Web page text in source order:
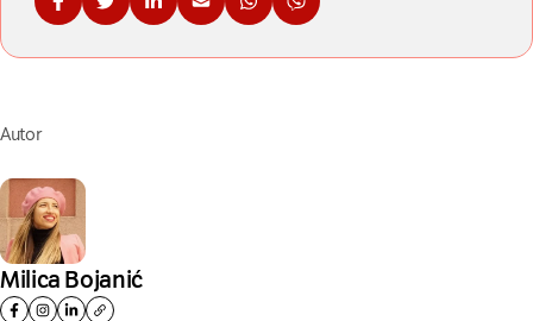
Podelite na Fejsbuku
Podelite na Tviteru
Podelite na Linkdinu
Podelite na imejl
Podelite na WhatsApp
Podelite na Viberu
Autor
Milica Bojanić